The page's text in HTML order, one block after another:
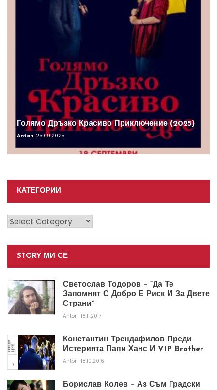
Голямо Дръзко Красиво Приключение (2025)
Anton 25.09.2025
КАТЕГОРИИ
Категории
STORY МИ СЕ
Светослав Тодоров – “Да Те
Запомнят С Добро Е Риск И За Двете
Страни”
Anton 18.11.2017
Константин Трендафилов Преди
Истерията Папи Ханс И VIP Brother
Anton 18.10.2016
Борислав Колев – Аз Съм Градски